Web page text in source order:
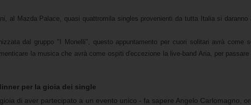
al Mazda Palace, quasi quattromila singles provenienti da tutta Italia si
dal gruppo "I Monelli", questo appuntamento per cuori solitari avrà come
la musica che avrà come ospiti d'eccezione la live-band Aria, per
per la gioia dei single
di aver partecipato a un evento unico - fa sapere Angelo Carlomagno,